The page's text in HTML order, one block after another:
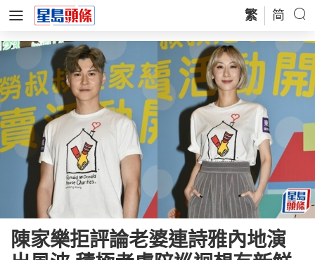
繁 简
陳家樂拒評論老婆連詩雅內地演